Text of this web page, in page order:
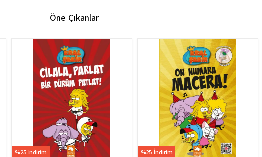
Öne Çıkanlar
%25 İndirim %25 İndirim